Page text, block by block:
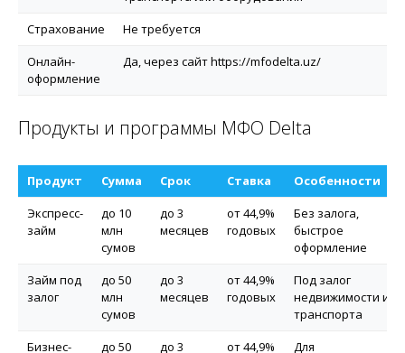
Страхование
Не требуется
Онлайн-
оформление
Да, через сайт https://mfodelta.uz/
Продукты и программы МФО Delta
Продукт Сумма Срок Ставка
Особенности
Экспресс-
займ
до 10
млн
сумов
до 3
месяцев
от 44,9%
годовых
Без залога,
быстрое
оформление
Займ под
залог
до 50
млн
сумов
до 3
месяцев
от 44,9%
годовых
Под залог
недвижимости или
транспорта
Бизнес-
до 50 до 3 от 44,9% Для